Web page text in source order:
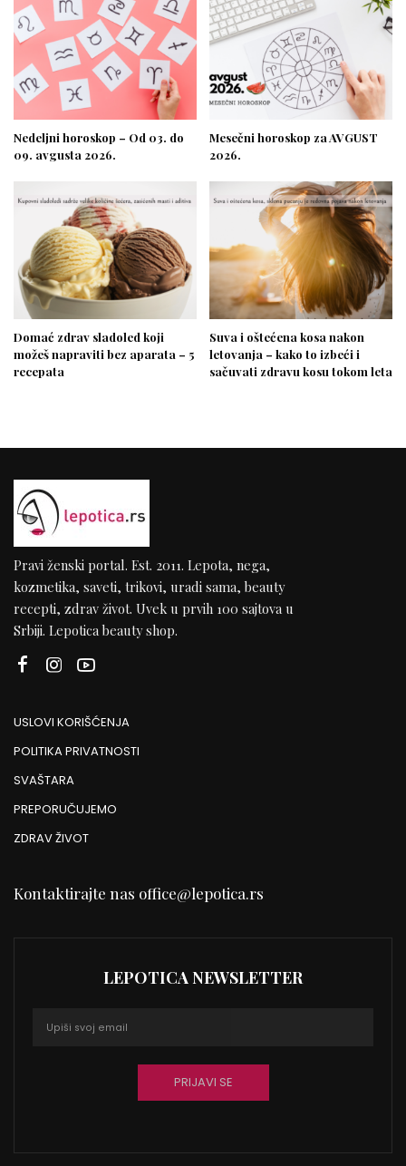
Nedeljni horoskop – Od 03. do
09. avgusta 2026.
Mesečni horoskop za AVGUST
2026.
Domać zdrav sladoled koji
možeš napraviti bez aparata – 5
recepata
Suva i oštećena kosa nakon
letovanja – kako to izbeći i
sačuvati zdravu kosu tokom leta
Pravi ženski portal. Est. 2011. Lepota, nega,
kozmetika, saveti, trikovi, uradi sama, beauty
recepti, zdrav život. Uvek u prvih 100 sajtova u
Srbiji. Lepotica beauty shop.
USLOVI KORIŠĆENJA
POLITIKA PRIVATNOSTI
SVAŠTARA
PREPORUČUJEMO
ZDRAV ŽIVOT
Kontaktirajte nas office@lepotica.rs
LEPOTICA NEWSLETTER